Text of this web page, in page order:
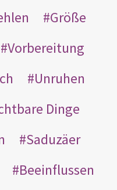
Größe
Vorbereitung
Unruhen
Dinge
Saduzäer
Beeinflussen